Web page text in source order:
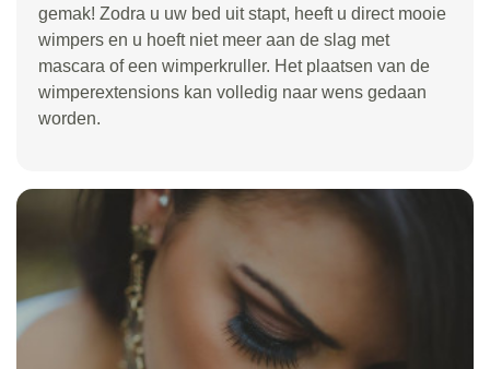
gemak! Zodra u uw bed uit stapt, heeft u direct mooie
wimpers en u hoeft niet meer aan de slag met
mascara of een wimperkruller. Het plaatsen van de
wimperextensions kan volledig naar wens gedaan
worden.